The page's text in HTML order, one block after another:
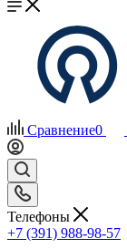
Сравнение0
Телефоны
+7 (391) 988-98-57